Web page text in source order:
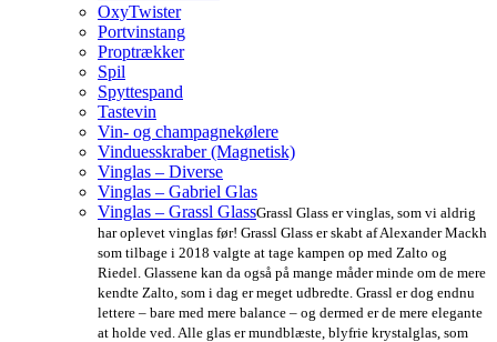
OxyTwister
Portvinstang
Proptrækker
Spil
Spyttespand
Tastevin
Vin- og champagnekølere
Vinduesskraber (Magnetisk)
Vinglas – Diverse
Vinglas – Gabriel Glas
Vinglas – Grassl GlassGrassl Glass er vinglas, som vi aldrig
har oplevet vinglas før! Grassl Glass er skabt af Alexander Mackh
som tilbage i 2018 valgte at tage kampen op med Zalto og
Riedel. Glassene kan da også på mange måder minde om de mere
kendte Zalto, som i dag er meget udbredte. Grassl er dog endnu
lettere – bare med mere balance – og dermed er de mere elegante
at holde ved. Alle glas er mundblæste, blyfrie krystalglas, som